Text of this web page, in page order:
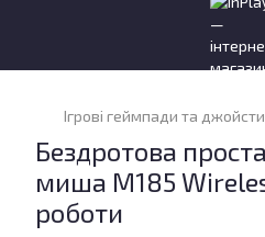
Ігрові геймпади та
Бездротова
миша M185
роботи